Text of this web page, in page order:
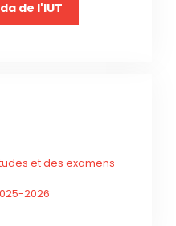
de l'IUT
et des examens
2026